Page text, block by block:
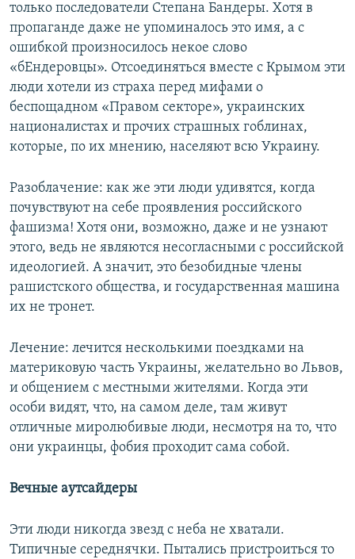
только последователи Степана Бандеры. Хотя в
пропаганде даже не упоминалось это имя, а с
ошибкой произносилось некое слово
«бЕндеровцы». Отсоединяться вместе с Крымом эти
люди хотели из страха перед мифами о
беспощадном «Правом секторе», украинских
националистах и прочих страшных гоблинах,
которые, по их мнению, населяют всю Украину.
Разоблачение: как же эти люди удивятся, когда
почувствуют на себе проявления российского
фашизма! Хотя они, возможно, даже и не узнают
этого, ведь не являются несогласными с российской
идеологией. А значит, это безобидные члены
рашистского общества, и государственная машина
их не тронет.
Лечение: лечится несколькими поездками на
материковую часть Украины, желательно во Львов,
и общением с местными жителями. Когда эти
особи видят, что, на самом деле, там живут
отличные миролюбивые люди, несмотря на то, что
они украинцы, фобия проходит сама собой.
Вечные аутсайдеры
Эти люди никогда звезд с неба не хватали.
Типичные середнячки. Пытались пристроиться то